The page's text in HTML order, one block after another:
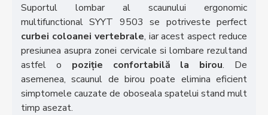
Suportul lombar al scaunului ergonomic
multifunctional SYYT 9503 se potriveste perfect
curbei coloanei vertebrale, iar acest aspect reduce
presiunea asupra zonei cervicale si lombare rezultand
astfel o poziție confortabilă la birou. De
asemenea, scaunul de birou poate elimina eficient
simptomele cauzate de oboseala spatelui stand mult
timp asezat.